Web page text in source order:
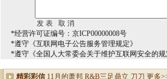
*经营许可证编号：京ICP00000008号
*遵守《互联网电子公告服务管理规定》
*遵守《全国人大常委会关于维护互联网安全的规